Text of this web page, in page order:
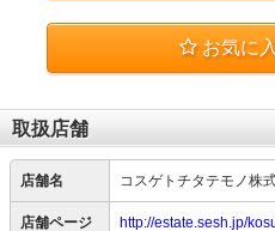
お気に
取扱店舗
店舗名 コスゲトチタテモノ株
店舗ページ http://estate.sesh.jp/